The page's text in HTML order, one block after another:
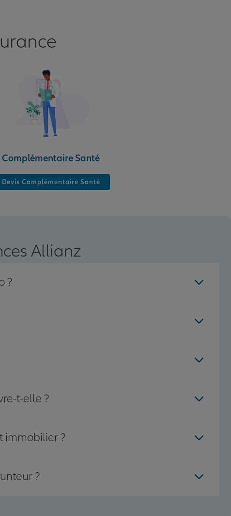
Complémentaire Santé
Devis Complémentaire Santé
Allianz
?
t-elle ?
immobilier ?
?